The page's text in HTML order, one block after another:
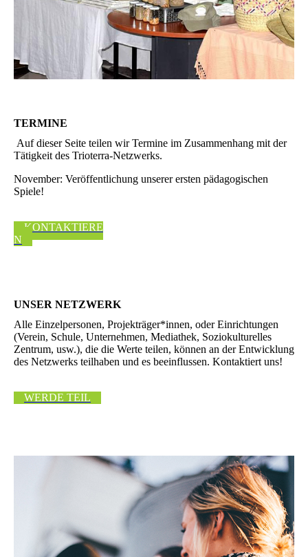
TERMINE
Auf dieser Seite teilen wir Termine im Zusammenhang mit der
Tätigkeit des Trioterra-Netzwerks.
November: Veröffentlichung unserer ersten pädagogischen
Spiele!
KONTAKTIERE
N
UNSER NETZWERK
Alle Einzelpersonen, Projekträger*innen, oder Einrichtungen
(Verein, Schule, Unternehmen, Mediathek, Soziokulturelles
Zentrum, usw.), die die Werte teilen, können an der Entwicklung
des Netzwerks teilhaben und es beeinflussen. Kontaktiert uns!
WERDE TEIL